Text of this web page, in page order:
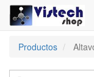
Productos